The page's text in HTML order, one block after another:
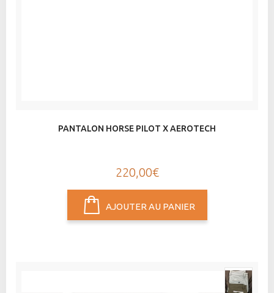
PANTALON HORSE PILOT X AEROTECH
220,00€
AJOUTER AU PANIER